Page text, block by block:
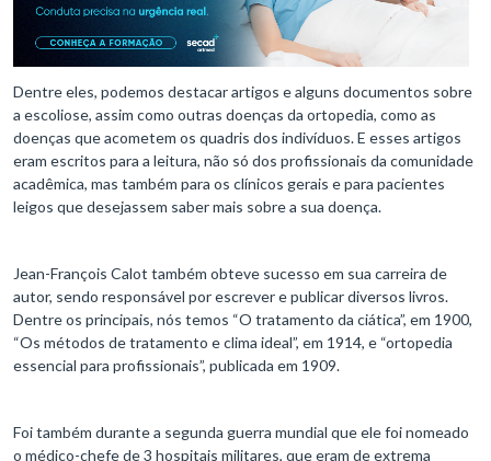
Dentre eles, podemos destacar artigos e alguns documentos sobre
a escoliose, assim como outras doenças da ortopedia, como as
doenças que acometem os quadris dos indivíduos. E esses artigos
eram escritos para a leitura, não só dos profissionais da comunidade
acadêmica, mas também para os clínicos gerais e para pacientes
leigos que desejassem saber mais sobre a sua doença.
Jean-François Calot também obteve sucesso em sua carreira de
autor, sendo responsável por escrever e publicar diversos livros.
Dentre os principais, nós temos “O tratamento da ciática”, em 1900,
“Os métodos de tratamento e clima ideal”, em 1914, e “ortopedia
essencial para profissionais”, publicada em 1909.
Foi também durante a segunda guerra mundial que ele foi nomeado
o médico-chefe de 3 hospitais militares, que eram de extrema